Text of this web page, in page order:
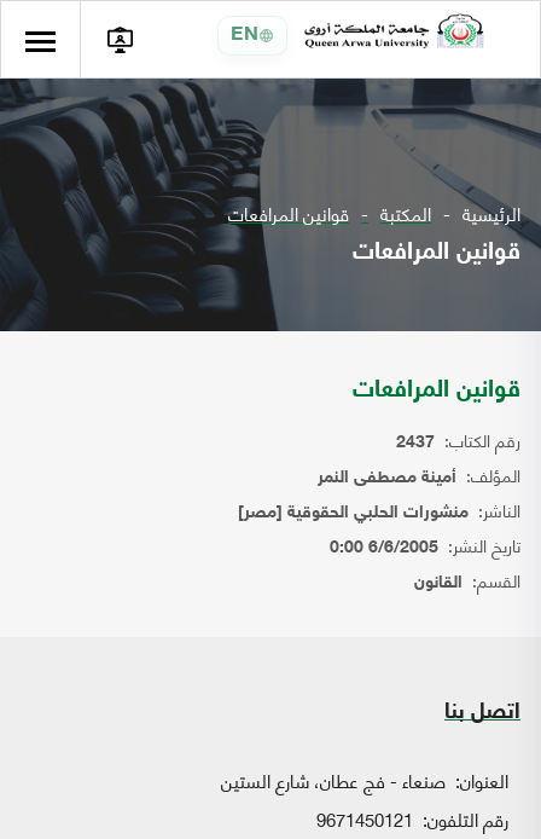
EN
الرئيسية المكتبة قوانين المرافعات
قوانين المرافعات
قوانين المرافعات
رقم الكتاب: 2437
المؤلف: أمينة مصطفى النمر
الناشر: منشورات الحلبي الحقوقية [مصر]
تاريخ النشر: 6/6/2005 0:00
القسم: القانون
اتصل بنا
العنوان: صنعاء - فج عطان، شارع الستين
رقم التلفون: 9671450121